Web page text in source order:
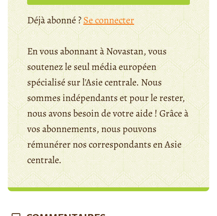
Déjà abonné ?Se connecter
En vous abonnant à Novastan, vous
soutenez le seul média européen
spécialisé sur l'Asie centrale. Nous
sommes indépendants et pour le rester,
nous avons besoin de votre aide ! Grâce à
vos abonnements, nous pouvons
rémunérer nos correspondants en Asie
centrale.